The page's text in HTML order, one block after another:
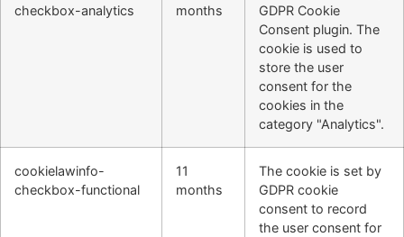
checkbox-analytics
months
GDPR Cookie
Consent plugin. The
cookie is used to
store the user
consent for the
cookies in the
category "Analytics".
cookielawinfo-
checkbox-functional
11
months
The cookie is set by
GDPR cookie
consent to record
the user consent for